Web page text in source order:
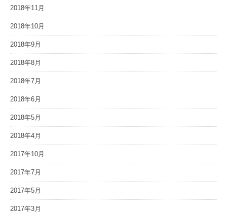
2018年11月
2018年10月
2018年9月
2018年8月
2018年7月
2018年6月
2018年5月
2018年4月
2017年10月
2017年7月
2017年5月
2017年3月